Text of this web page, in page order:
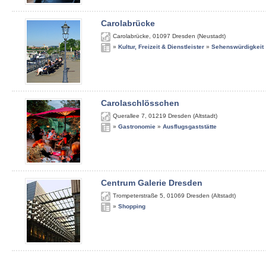
Carolabrücke
Carolabrücke 01097 Dresden (Neustadt)
» Kultur, Freizeit & Dienstleister » Sehenswürdigkeit
Carolaschlösschen
Querallee 7 01219 Dresden (Altstadt)
» Gastronomie » Ausflugsgaststätte
Centrum Galerie Dresden
Trompeterstraße 5 01069 Dresden (Altstadt)
» Shopping